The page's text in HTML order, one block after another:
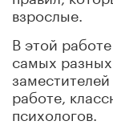
взрослые.
В этой
самых
работе,
психологов.